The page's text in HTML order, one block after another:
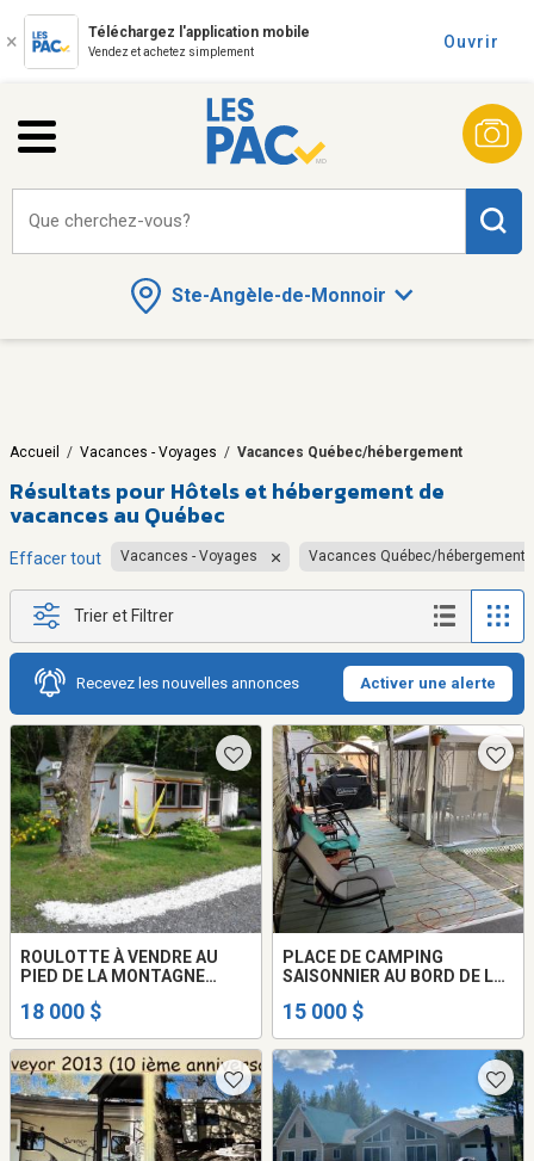
Téléchargez l'application mobile
Vendez et achetez simplement
Ouvrir
Ste-Angèle-de-Monnoir
Que cherchez-vous?
Accueil / Vacances - Voyages / Vacances Québec/hébergement
Résultats pour Hôtels et hébergement de
vacances au Québec
Effacer tout Vacances - Voyages Vacances Québec/hébergement
Trier et Filtrer
Recevez les nouvelles annonces Activer une alerte
ROULOTTE À VENDRE AU
PIED DE LA MONTAGNE
18 000 $
PLACE DE CAMPING
SAISONNIER AU BORD DE LA
15 000 $